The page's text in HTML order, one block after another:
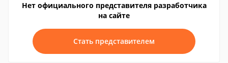
Нет официального представителя разработчика
на сайте
Стать представителем